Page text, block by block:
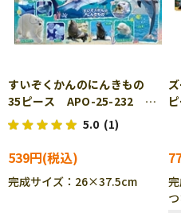
すいぞくかんのにんきもの
35ピース APO-25-232
［CP-IT］
5.0 (1)
539円
完成サイズ：26×37.5cm